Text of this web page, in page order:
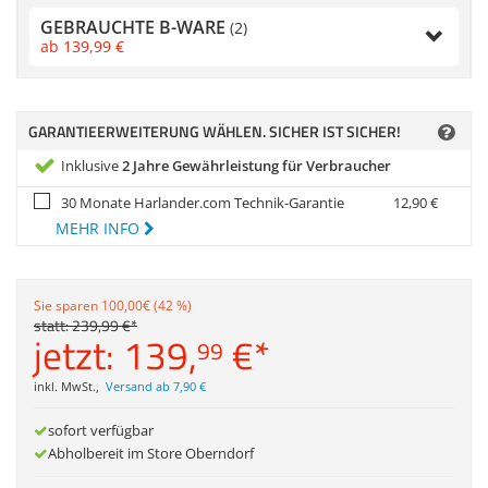
Merkzettel
GEBRAUCHTE B-WARE (2)
ab 139,99 €
GARANTIEERWEITERUNG WÄHLEN. SICHER IST SICHER!
Inklusive2 Jahre Gewährleistung für Verbraucher
30 Monate Harlander.com Technik-Garantie
12,90€
MEHR INFO
Sie sparen 100,00€ (42 %)
statt:239,99€*
jetzt: 139,99 €*
inkl. MwSt., Versand ab 7,90 €
sofort verfügbar
Abholbereit im Store Oberndorf